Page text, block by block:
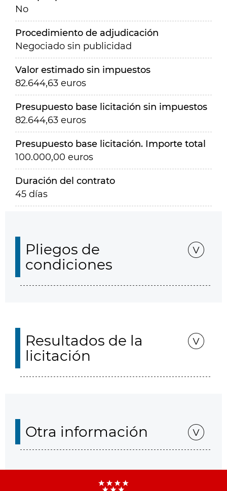
No
Procedimiento de adjudicación
Negociado sin publicidad
Valor estimado sin impuestos
82.644,63 euros
Presupuesto base licitación sin impuestos
82.644,63 euros
Presupuesto base licitación. Importe total
100.000,00 euros
Duración del contrato
45 días
Pliegos de
condiciones
Resultados de la
licitación
Otra información